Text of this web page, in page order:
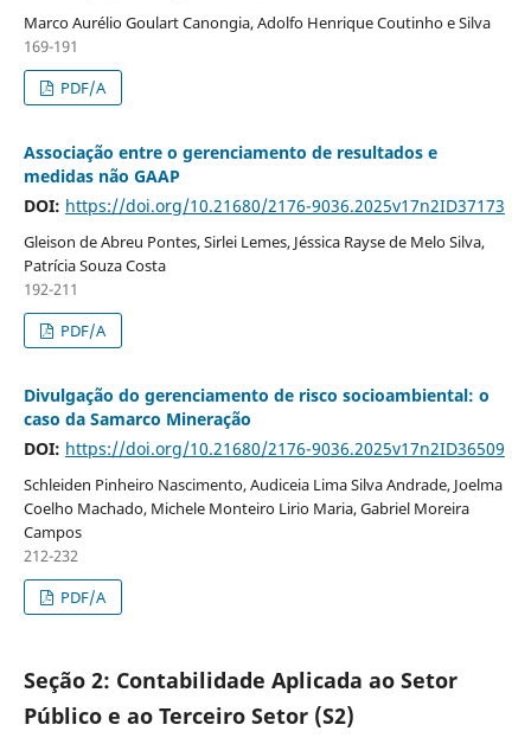
Marco Aurélio Goulart Canongia, Adolfo Henrique Coutinho e Silva
169-191
PDF/A
Associação entre o gerenciamento de resultados e
medidas não GAAP
DOI: https://doi.org/10.21680/2176-9036.2025v17n2ID37173
Gleison de Abreu Pontes, Sirlei Lemes, Jéssica Rayse de Melo Silva,
Patrícia Souza Costa
192-211
PDF/A
Divulgação do gerenciamento de risco socioambiental: o
caso da Samarco Mineração
DOI: https://doi.org/10.21680/2176-9036.2025v17n2ID36509
Schleiden Pinheiro Nascimento, Audiceia Lima Silva Andrade, Joelma
Coelho Machado, Michele Monteiro Lirio Maria, Gabriel Moreira
Campos
212-232
PDF/A
Seção 2: Contabilidade Aplicada ao Setor
Público e ao Terceiro Setor (S2)